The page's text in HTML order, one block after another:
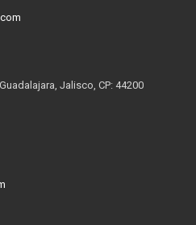
Jalisco, CP: 44200